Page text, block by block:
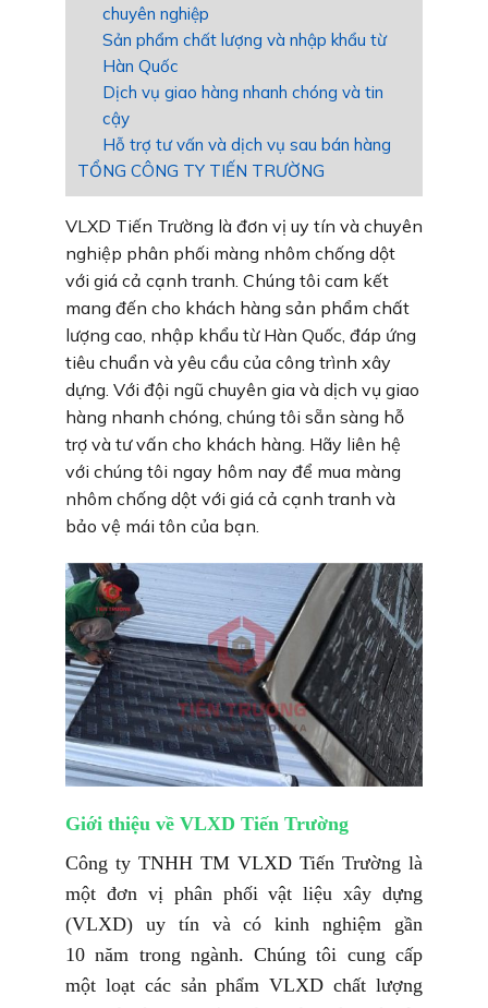
chuyên nghiệp
Sản phẩm chất lượng và nhập khẩu từ
Hàn Quốc
Dịch vụ giao hàng nhanh chóng và tin
cậy
Hỗ trợ tư vấn và dịch vụ sau bán hàng
TỔNG CÔNG TY TIẾN TRƯỜNG
VLXD Tiến Trường là đơn vị uy tín và chuyên
nghiệp phân phối màng nhôm chống dột
với giá cả cạnh tranh. Chúng tôi cam kết
mang đến cho khách hàng sản phẩm chất
lượng cao, nhập khẩu từ Hàn Quốc, đáp ứng
tiêu chuẩn và yêu cầu của công trình xây
dựng. Với đội ngũ chuyên gia và dịch vụ giao
hàng nhanh chóng, chúng tôi sẵn sàng hỗ
trợ và tư vấn cho khách hàng. Hãy liên hệ
với chúng tôi ngay hôm nay để mua màng
nhôm chống dột với giá cả cạnh tranh và
bảo vệ mái tôn của bạn.
Giới thiệu về VLXD Tiến Trường
Công ty TNHH TM VLXD Tiến Trường là
một đơn vị phân phối vật liệu xây dựng
(VLXD) uy tín và có kinh nghiệm gần
10 năm trong ngành. Chúng tôi cung cấp
một loạt các sản phẩm VLXD chất lượng